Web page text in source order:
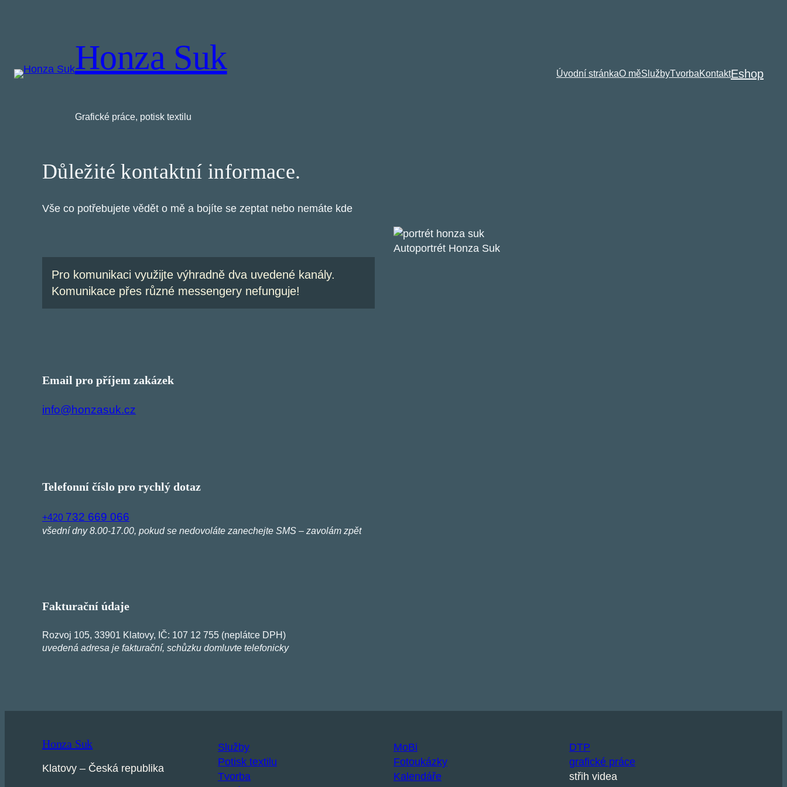
Honza Suk
Grafické práce, potisk textilu
Úvodní stránkaO měSlužbyTvorbaKontaktEshop
Důležité kontaktní informace.
Vše co potřebujete vědět o mě a bojíte se zeptat nebo nemáte kde
Pro komunikaci využijte výhradně dva uvedené kanály.
Komunikace přes různé messengery nefunguje!
Email pro příjem zakázek
info@honzasuk.cz
Telefonní číslo pro rychlý dotaz
+420 732 669 066
všední dny 8.00-17.00, pokud se nedovoláte zanechejte SMS – zavolám zpět
Fakturační údaje
Rozvoj 105, 33901 Klatovy, IČ: 107 12 755 (neplátce DPH)
uvedená adresa je fakturační, schůzku domluvte telefonicky
Autoportrét Honza Suk
Honza Suk
Klatovy – Česká republika
Služby
Potisk textilu
Tvorba
MoBi
Fotoukázky
Kalendáře
DTP
grafické práce
střih videa